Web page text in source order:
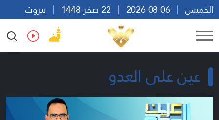
الخميس
بيروت
18:09
Ar En Fr Es
عين على العدو